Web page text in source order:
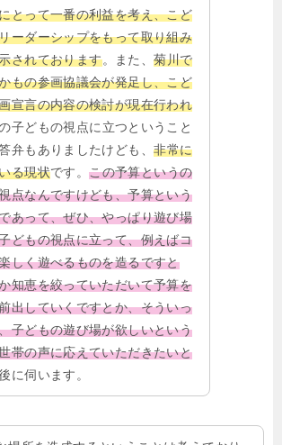
とって一番の利益を考え、こど
ーダーシップをもって取り組み
されております。また、菊川で
もの参画協議会が発足し、こど
宣言の内容の検討が現在行われ
子どもの視点に立つということ
弁もありましたけども、非常に
る現状です。この予算というの
点なんですけども、予算という
あって、ぜひ、やっぱり遊び場
どもの視点に立って、例えばコ
しく遊べるものを造るですと
知恵を絞っていただいて予算を
出していくですとか、そういっ
子どもの遊び場が欲しいという
帯の声に応えていただきたいと
に伺います。